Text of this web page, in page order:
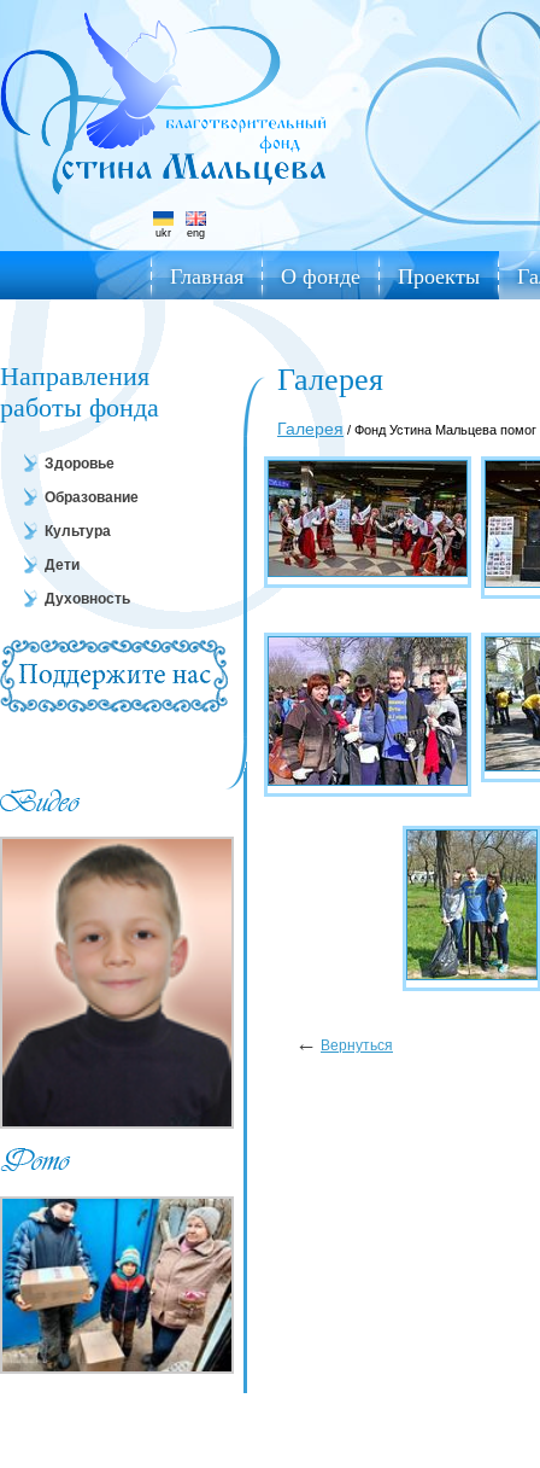
ukr eng
Главная О фонде Проекты
Направления
работы фонда
Здоровье
Образование
Культура
Дети
Духовность
Галерея
Галерея / Фонд Устина Мальцева помог
← Вернуться